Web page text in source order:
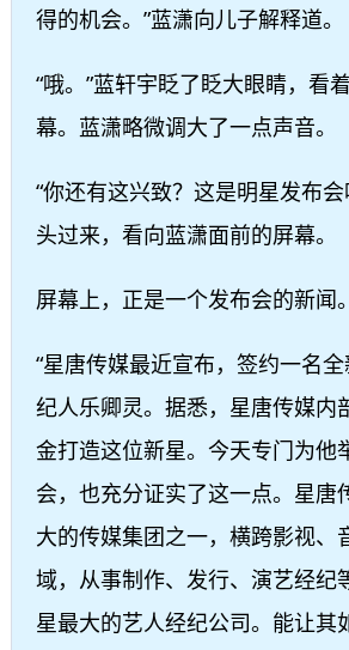
得的机会。”蓝潇向儿子解释道。
“哦。”蓝轩宇眨了眨大眼睛，看
幕。蓝潇略微调大了一点声音。
“你还有这兴致？这是明星发布
头过来，看向蓝潇面前的屏幕。
屏幕上，正是一个发布会的新闻。
“星唐传媒最近宣布，签约一名
纪人乐卿灵。据悉，星唐传媒内
金打造这位新星。今天专门为他
会，也充分证实了这一点。星唐
大的传媒集团之一，横跨影视、
域，从事制作、发行、演艺经纪
星最大的艺人经纪公司。能让其